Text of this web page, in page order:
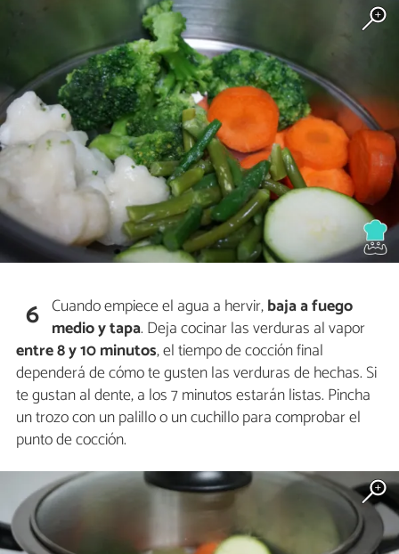
6 Cuando empiece el agua a hervir,baja a fuego
medio y tapa. Deja cocinar las verduras al vapor
entre 8 y 10 minutos, el tiempo de cocción final
dependerá de cómo te gusten las verduras de hechas. Si
te gustan al dente, a los 7 minutos estarán listas. Pincha
un trozo con un palillo o un cuchillo para comprobar el
punto de cocción.